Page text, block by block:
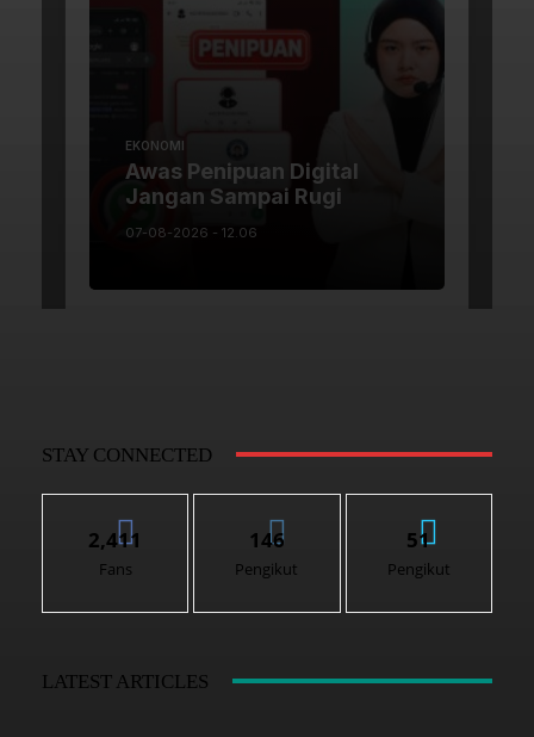
STAY CONNECTED
2,411
Fans
146
Pengikut
51
Pengikut
LATEST ARTICLES